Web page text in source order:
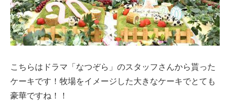
こちらはドラマ「なつぞら」のスタッフさんから貰った
ケーキです！牧場をイメージした大きなケーキでとても
豪華ですね！！